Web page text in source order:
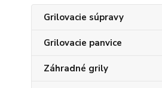
Grilovacie súpravy
Grilovacie panvice
Záhradné grily